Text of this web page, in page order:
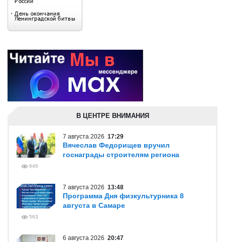
В ЦЕНТРЕ ВНИМАНИЯ
7 августа 2026 17:29
Вячеслав Федорищев вручил
госнаграды строителям региона
646
7 августа 2026 13:48
Программа Дня физкультурника 8
августа в Самаре
563
6 августа 2026 20:47